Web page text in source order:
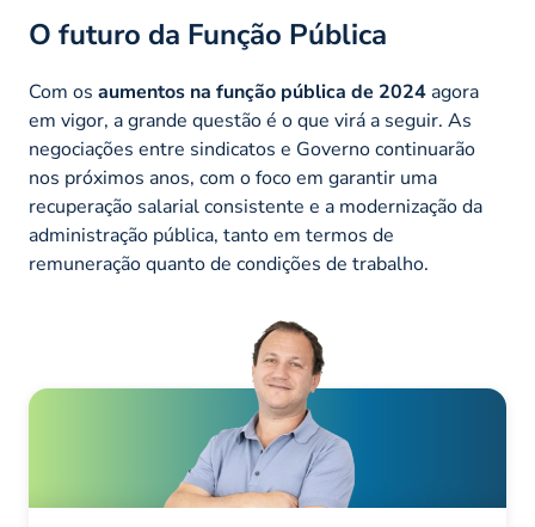
O futuro da Função Pública
Com os aumentos na função pública de 2024 agora
em vigor, a grande questão é o que virá a seguir. As
negociações entre sindicatos e Governo continuarão
nos próximos anos, com o foco em garantir uma
recuperação salarial consistente e a modernização da
administração pública, tanto em termos de
remuneração quanto de condições de trabalho.